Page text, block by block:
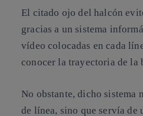
El citado ojo del halcón
gracias a un sistema
vídeo colocadas en cada
conocer la trayectoria de la
No obstante, dicho sistema
de línea, sino que servía de